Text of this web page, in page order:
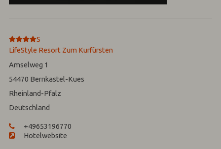
****
S
LifeStyle Resort Zum Kurfürsten
Amselweg 1
54470 Bernkastel-Kues
Rheinland-Pfalz
Deutschland
+49653196770
Hotelwebsite